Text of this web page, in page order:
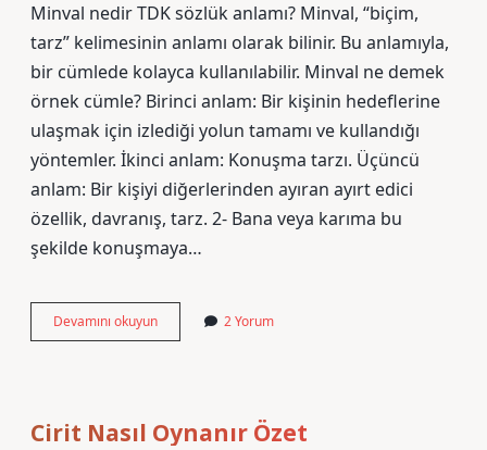
Minval nedir TDK sözlük anlamı? Minval, “biçim,
tarz” kelimesinin anlamı olarak bilinir. Bu anlamıyla,
bir cümlede kolayca kullanılabilir. Minval ne demek
örnek cümle? Birinci anlam: Bir kişinin hedeflerine
ulaşmak için izlediği yolun tamamı ve kullandığı
yöntemler. İkinci anlam: Konuşma tarzı. Üçüncü
anlam: Bir kişiyi diğerlerinden ayıran ayırt edici
özellik, davranış, tarz. 2- Bana veya karıma bu
şekilde konuşmaya…
Devamını okuyunMinival
Ne
2 Yorum
Cirit Nasıl Oynanır Özet